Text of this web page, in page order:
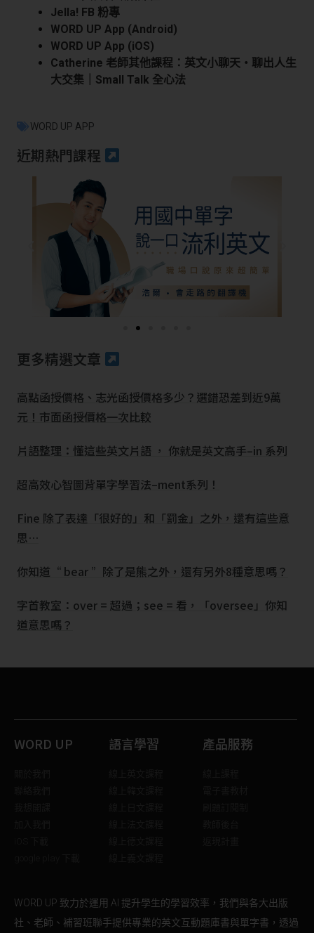
Jella! FB 粉專
WORD UP App (Android)
WORD UP App (iOS)
Catherine 老師其他課程：英文小聊天・聊出人生
大交集｜Small Talk 全心法
WORD UP APP
近期熱門課程
更多精選文章
高點函授價格、志光函授價格多少？選錯恐差到近9萬
元！市面函授價格一次比較
片語整理：懂這些英文片語 ， 你就是英文高手–in 系列
超高效心智圖背單字學習法–ment系列！
Fine 除了表達「很好的」和「罰金」之外，還有這些意
思…
你知道“ bear ”除了是熊之外，還有另外8種意思嗎？
字首教室：over = 超過；see = 看，「oversee」你知
道意思嗎？
WORD UP 語言學習 產品服務
WORD UP 致力於運用 AI 提升學生的學習效率，我們與各大出版
社、老師、補習班聯手提供專業的英文互動題庫書與單字書，透過